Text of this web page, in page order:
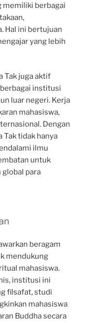
memiliki berbagai
Hal ini bertujuan
yang lebih
Tak juga aktif
institusi
luar negeri. Kerja
mahasiswa,
Dengan
Tak tidak hanya
ilmu
untuk
global para
beragam
mendukung
mahasiswa.
institusi ini
filsafat, studi
mahasiswa
Buddha secara